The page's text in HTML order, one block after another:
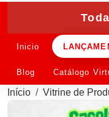
Inicio
Blog Catálogo
Início Vitrine de